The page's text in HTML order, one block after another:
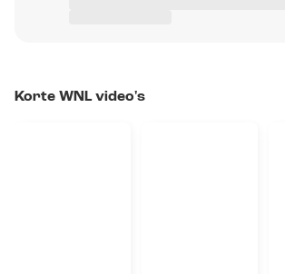
Korte WNL video's